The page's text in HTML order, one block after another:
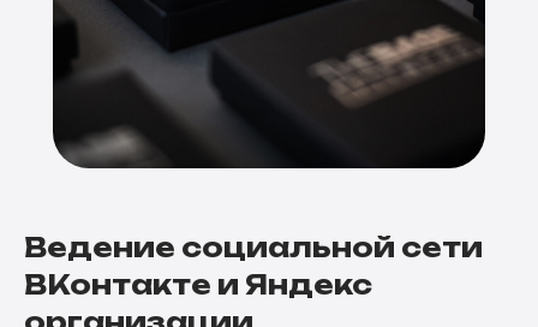
Ведение социальной сети
ВКонтакте и Яндекс